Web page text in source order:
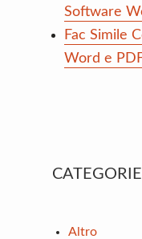
Software
Fac Simile
Word e
Primary
CATEGORIE
Altro